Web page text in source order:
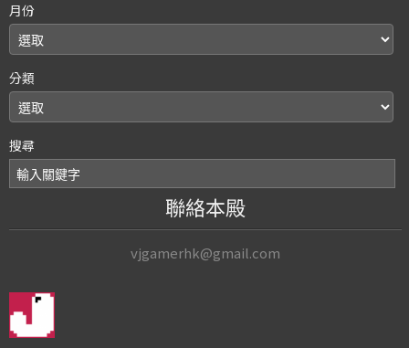
月份
分類
搜尋
聯絡本殿
vjgamerhk@gmail.com